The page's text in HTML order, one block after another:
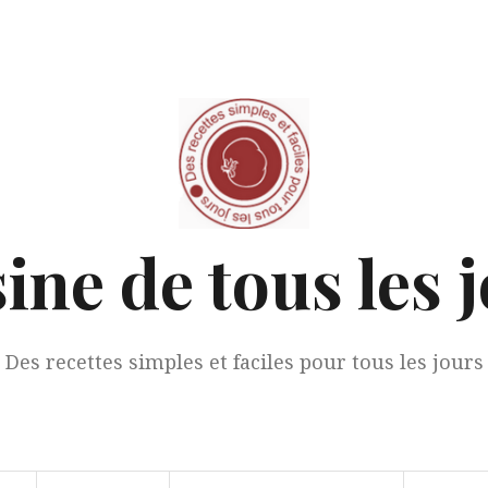
de tous les
Des recettes simples et faciles pour tous les jours